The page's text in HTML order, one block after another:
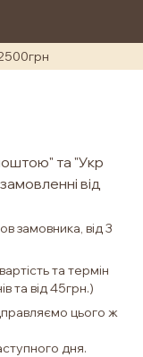
та "Укр
від
замовника, від 3
та термін
та від 45грн.)
цього ж
дня.